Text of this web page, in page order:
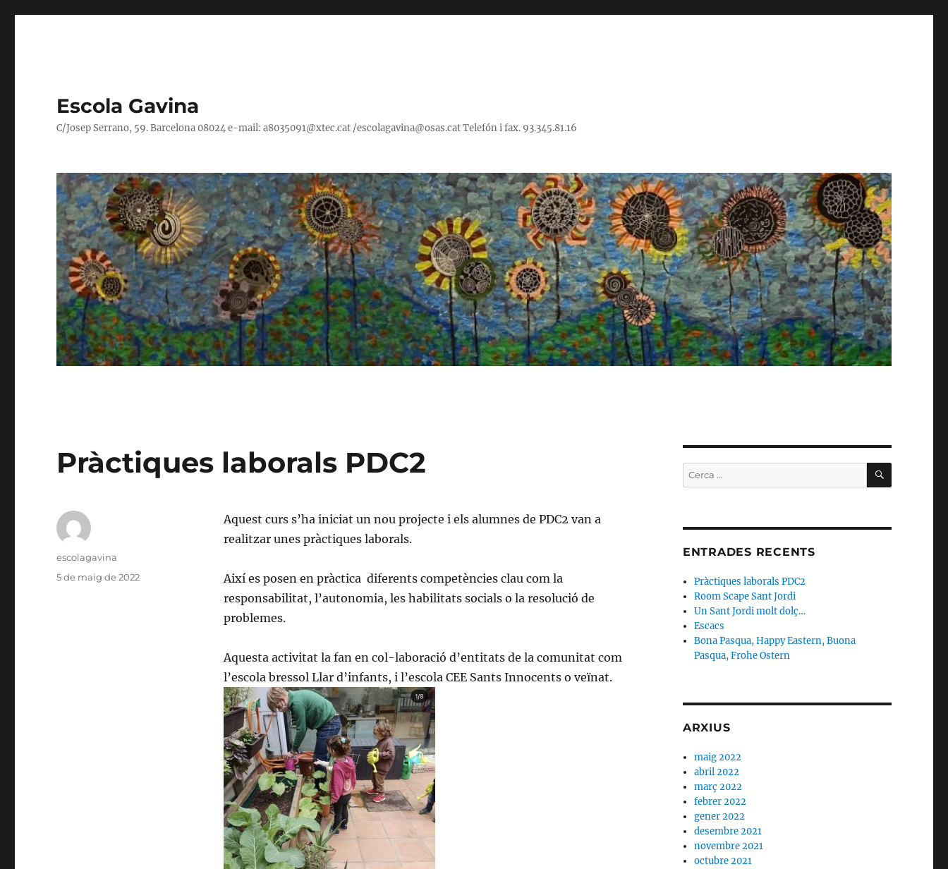
Escola Gavina
C/Josep Serrano, 59. Barcelona 08024 e-mail: a8035091@xtec.cat /escolagavina@osas.cat Telefón i fax. 93.345.81.16
Pràctiques laborals PDC2
Aquest curs s’ha iniciat un nou projecte i els alumnes de PDC2 van a
realitzar unes pràctiques laborals.
Així es posen en pràctica diferents competències clau com la
responsabilitat, l’autonomia, les habilitats socials o la resolució de
problemes.
Aquesta activitat la fan en col-laboració d’entitats de la comunitat com
l’escola bressol Llar d’infants, i l’escola CEE Sants Innocents o veïnat.
Autor
escolagavina
Publicat
5 de maig de 2022
Cerca: CERCA
ENTRADES RECENTS
Pràctiques laborals PDC2
Room Scape Sant Jordi
Un Sant Jordi molt dolç…
Escacs
Bona Pasqua, Happy Eastern, Buona
Pasqua, Frohe Ostern
ARXIUS
maig 2022
abril 2022
març 2022
febrer 2022
gener 2022
desembre 2021
novembre 2021
octubre 2021